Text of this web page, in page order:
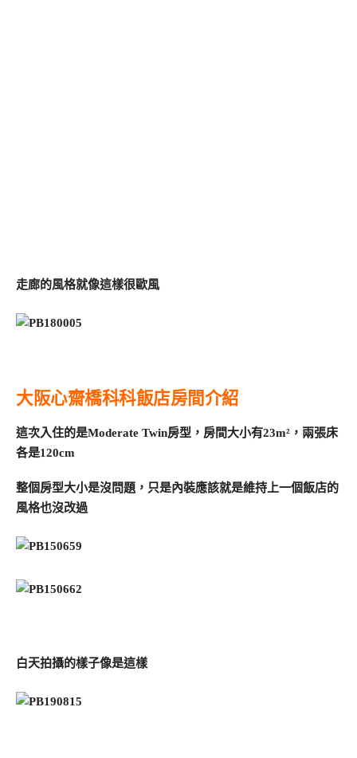
走廊的風格就像這樣很歐風
大阪心齋橋科科飯店房間介紹
這次入住的是Moderate Twin房型，房間大小有23m²，兩張床
各是120cm
整個房型大小是沒問題，只是內裝應該就是維持上一個飯店的
風格也沒改過
白天拍攝的樣子像是這樣